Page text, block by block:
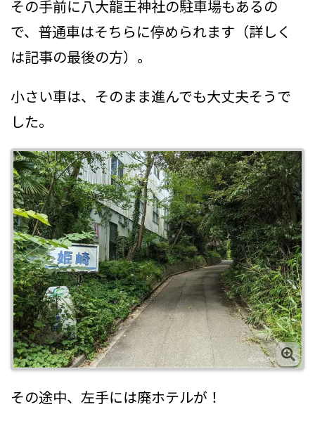
その手前に八大龍王神社の駐車場もあるの
で、普通車はそちらに停められます（詳しく
は記事の最後の方）。
小さい車は、そのまま進んでも大丈夫そうで
した。
その途中、左手には廃ホテルが！